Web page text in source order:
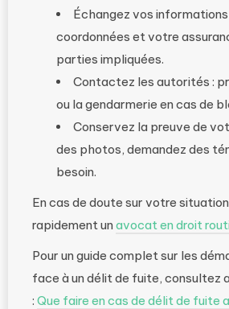
Échangez vos informations
coordonnées et votre
parties impliquées.
Contactez les autorités :
ou la gendarmerie en cas de
Conservez la preuve de
des photos, demandez des
besoin.
En cas de doute sur votre
rapidement un avocat en droit
Pour un guide complet sur les
face à un délit de fuite, consultez
: Que faire en cas de délit de fuite